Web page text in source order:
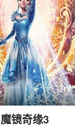
魔镜奇缘3